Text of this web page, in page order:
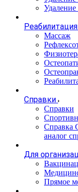
Удаление
Реабилитация
Массаж
Справки
Справки
Справка
аналог
Для
Прямое